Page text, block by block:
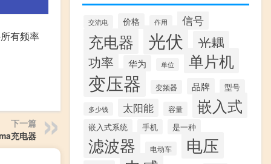
有频率
下一篇
充电器
交流电 价格 作用 信号
充电器 光伏
光耦
功率
华为 单位 单片机
变压器 变频器 品牌 型号
多少钱 太阳能 容量 嵌入式
嵌入式系统 手机 是一种
滤波器 电动车 电压